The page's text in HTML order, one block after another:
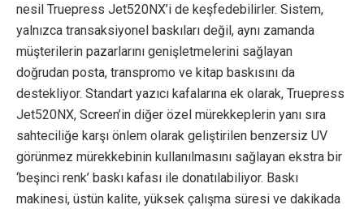
nesil Truepress Jet520NX’i de keşfedebilirler. Sistem,
yalnızca transaksiyonel baskıları değil, aynı zamanda
müşterilerin pazarlarını genişletmelerini sağlayan
doğrudan posta, transpromo ve kitap baskısını da
destekliyor. Standart yazıcı kafalarına ek olarak, Truepress
Jet520NX, Screen’in diğer özel mürekkeplerin yanı sıra
sahteciliğe karşı önlem olarak geliştirilen benzersiz UV
görünmez mürekkebinin kullanılmasını sağlayan ekstra bir
‘beşinci renk’ baskı kafası ile donatılabiliyor. Baskı
makinesi, üstün kalite, yüksek çalışma süresi ve dakikada